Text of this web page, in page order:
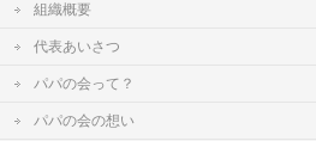
組織概要
代表あいさつ
パパの会って？
パパの会の想い